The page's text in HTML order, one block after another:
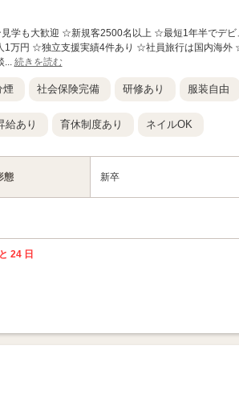
学も大歓迎 ☆新規客2500名以上 ☆最短1年半でデビ
万円 ☆独立支援実績4件あり ☆社員旅行は国内海外
... 続きを読む
煙 社会保険完備 研修あり 服装自由
給あり 育休制度あり ネイルOK
態 新卒
24 日